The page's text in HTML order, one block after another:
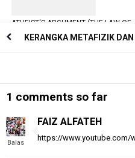
ATHEIST'S ARGUMENT (THE LAW OF
KERANGKA METAFIZIK
1 comments so far
Balas
FAIZ ALFATEH
https://www.youtube.com/